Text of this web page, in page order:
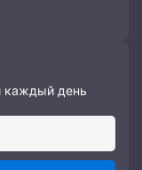
каждый день